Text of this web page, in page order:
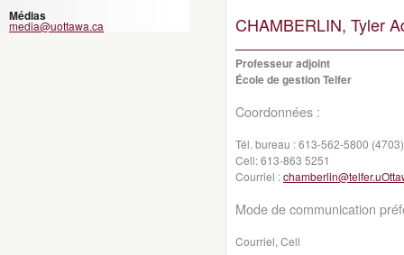
Médias
media@uottawa.ca CHAMBERLIN, Tyler
Professeur adjoint
École de gestion Telfer
Coordonnées :
Tél. bureau :613-562-5800 (4703)
Cell:613-863 5251
Courriel :
Mode de communication
Courriel, Cell